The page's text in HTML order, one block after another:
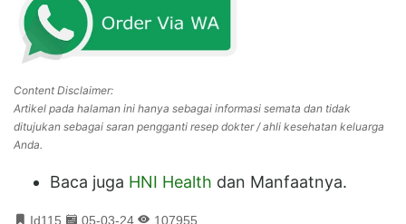
Content Disclaimer:
Artikel pada halaman ini hanya sebagai informasi semata dan tidak
ditujukan sebagai saran pengganti resep dokter / ahli kesehatan keluarga
Anda.
Baca juga HNI Health dan Manfaatnya.
Id115 05-03-24 107955